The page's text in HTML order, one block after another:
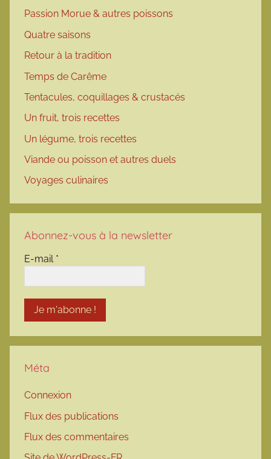
Passion Morue & autres poissons
Quatre saisons
Retour à la tradition
Temps de Carême
Tentacules, coquillages & crustacés
Un fruit, trois recettes
Un légume, trois recettes
Viande ou poisson et autres duels
Voyages culinaires
Abonnez-vous à la newsletter
E-mail *
Méta
Connexion
Flux des publications
Flux des commentaires